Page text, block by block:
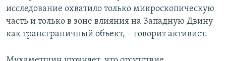
исследование охватило только микроскопическую
часть и только в зоне влияния на Западную Двину
как трансграничный объект, – говорит активист.